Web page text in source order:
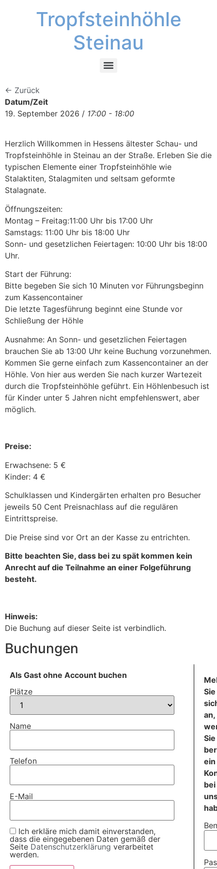
Tropfsteinhöhle
Steinau
← Zurück
Datum/Zeit
19. September 2026 / 17:00 - 18:00
Herzlich Willkommen in Hessens ältester Schau- und
Tropfsteinhöhle in Steinau an der Straße. Erleben Sie die
typischen Elemente einer Tropfsteinhöhle wie
Stalaktiten, Stalagmiten und seltsam geformte
Stalagnate.
Öffnungszeiten:
Montag – Freitag:11:00 Uhr bis 17:00 Uhr
Samstags: 11:00 Uhr bis 18:00 Uhr
Sonn- und gesetzlichen Feiertagen: 10:00 Uhr bis 18:00
Uhr.
Start der Führung:
Bitte begeben Sie sich 10 Minuten vor Führungsbeginn
zum Kassencontainer
Die letzte Tagesführung beginnt eine Stunde vor
Schließung der Höhle
Ausnahme: An Sonn- und gesetzlichen Feiertagen
brauchen Sie ab 13:00 Uhr keine Buchung vorzunehmen.
Kommen Sie gerne einfach zum Kassencontainer an der
Höhle. Von hier aus werden Sie nach kurzer Wartezeit
durch die Tropfsteinhöhle geführt. Ein Höhlenbesuch ist
für Kinder unter 5 Jahren nicht empfehlenswert, aber
möglich.
Preise:
Erwachsene: 5 €
Kinder: 4 €
Schulklassen und Kindergärten erhalten pro Besucher
jeweils 50 Cent Preisnachlass auf die regulären
Eintrittspreise.
Die Preise sind vor Ort an der Kasse zu entrichten.
Bitte beachten Sie, dass bei zu spät kommen kein
Anrecht auf die Teilnahme an einer Folgeführung
besteht.
Hinweis:
Die Buchung auf dieser Seite ist verbindlich.
Buchungen
Als Gast ohne Account buchen
Plätze
Name
Telefon
E-Mail
Ich erkläre mich damit einverstanden,
dass die eingegebenen Daten gemäß der
Seite Datenschutzerklärung verarbeitet
werden.
Sie
an,
Sie
ein
bei